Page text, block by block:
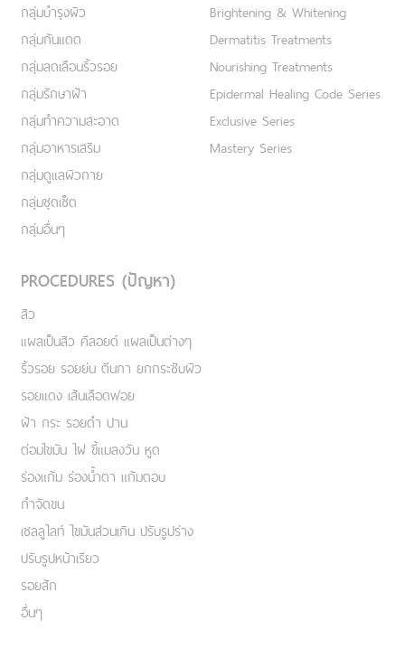
กลุ่มบำรุงผิว
กลุ่มกันแดด
กลุ่มลดเลือนริ้วรอย
กลุ่มรักษาฝ้า
กลุ่มทำความสะอาด
กลุ่มอาหารเสริม
กลุ่มดูแลผิวกาย
กลุ่มชุดเซ็ต
กลุ่มอื่นๆ
Brightening & Whitening
Dermatitis Treatments
Nourishing Treatments
Epidermal Healing Code Series
Exclusive Series
Mastery Series
PROCEDURES (ปัญหา)
สิว
แผลเป็นสิว คีลอยด์ แผลเป็นต่างๆ
ริ้วรอย รอยย่น ตีนกา ยกกระชับผิว
รอยแดง เส้นเลือดฟอย
ฝ้า กระ รอยดำ ปาน
ต่อมไขมัน ไฝ ขี้แมลงวัน หูด
ร่องแก้ม ร่องน้ำตา แก้มตอบ
กำจัดขน
เชลลูไลท์ ไขมันส่วนเกิน ปรับรูปร่าง
ปรับรูปหน้าเรียว
รอยสัก
อื่นๆ